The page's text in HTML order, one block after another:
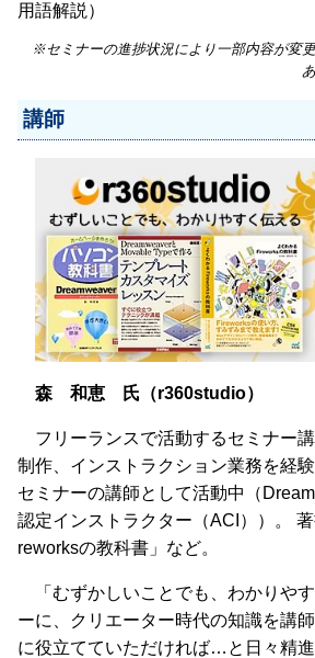
用語解説）
※セミナーの進捗状況により一部内容が変
講師
森 和恵 氏（r360studio）
フリーランスで活動するセミナー
制作、インストラクション業務を経
セミナーの講師として活動中（
認定インストラクター（ACI））。
reworksの教科書」など。
「むずかしいことでも、わかりや
ーに、クリエーター時代の知識を講
に役立てていただければ…と日々精進